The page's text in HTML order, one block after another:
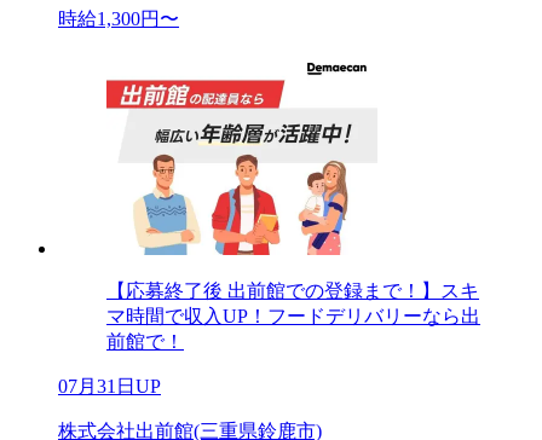
時給1,300円〜
【応募終了後 出前館での登録まで！】スキ
マ時間で収入UP！フードデリバリーなら出
前館で！
07月31日UP
株式会社出前館(三重県鈴鹿市)